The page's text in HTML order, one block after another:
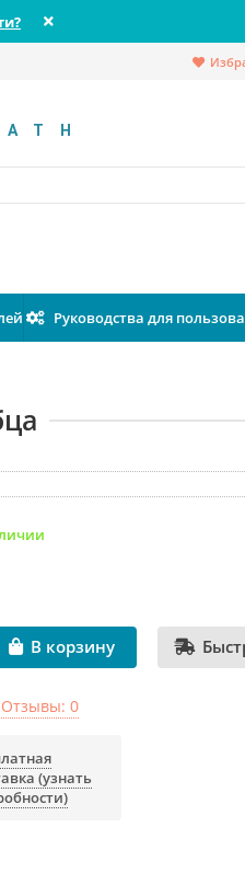
Руководства для
В корзину
Отзывы: 0
(узнать